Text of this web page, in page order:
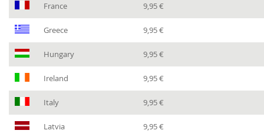
France 9,95 €
Greece 9,95 €
Hungary 9,95 €
Ireland 9,95 €
Italy 9,95 €
Latvia 9,95 €